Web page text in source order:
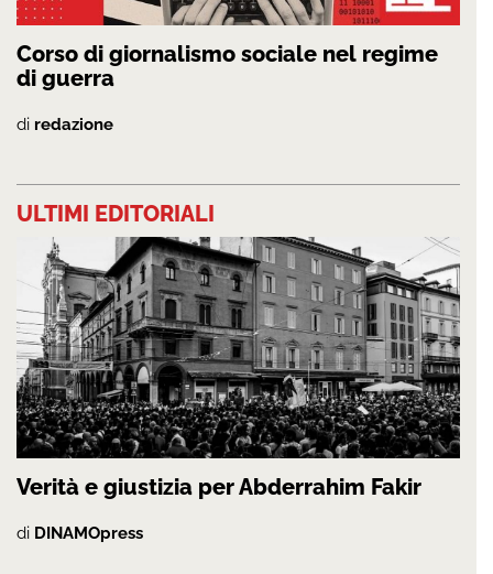
Corso di giornalismo sociale nel regime
di guerra
di redazione
ULTIMI EDITORIALI
Verità e giustizia per Abderrahim Fakir
di DINAMOpress